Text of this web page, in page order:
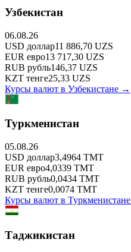
Узбекистан
06.08.26
USD доллар11 886,70 UZS
EUR евро13 717,30 UZS
RUB рубль146,37 UZS
KZT тенге25,33 UZS
Курсы валют в Узбекистане →
Туркменистан
05.08.26
USD доллар3,4964 TMT
EUR евро4,0339 TMT
RUB рубль0,0434 TMT
KZT тенге0,0074 TMT
Курсы валют в Туркменистане
Таджикистан